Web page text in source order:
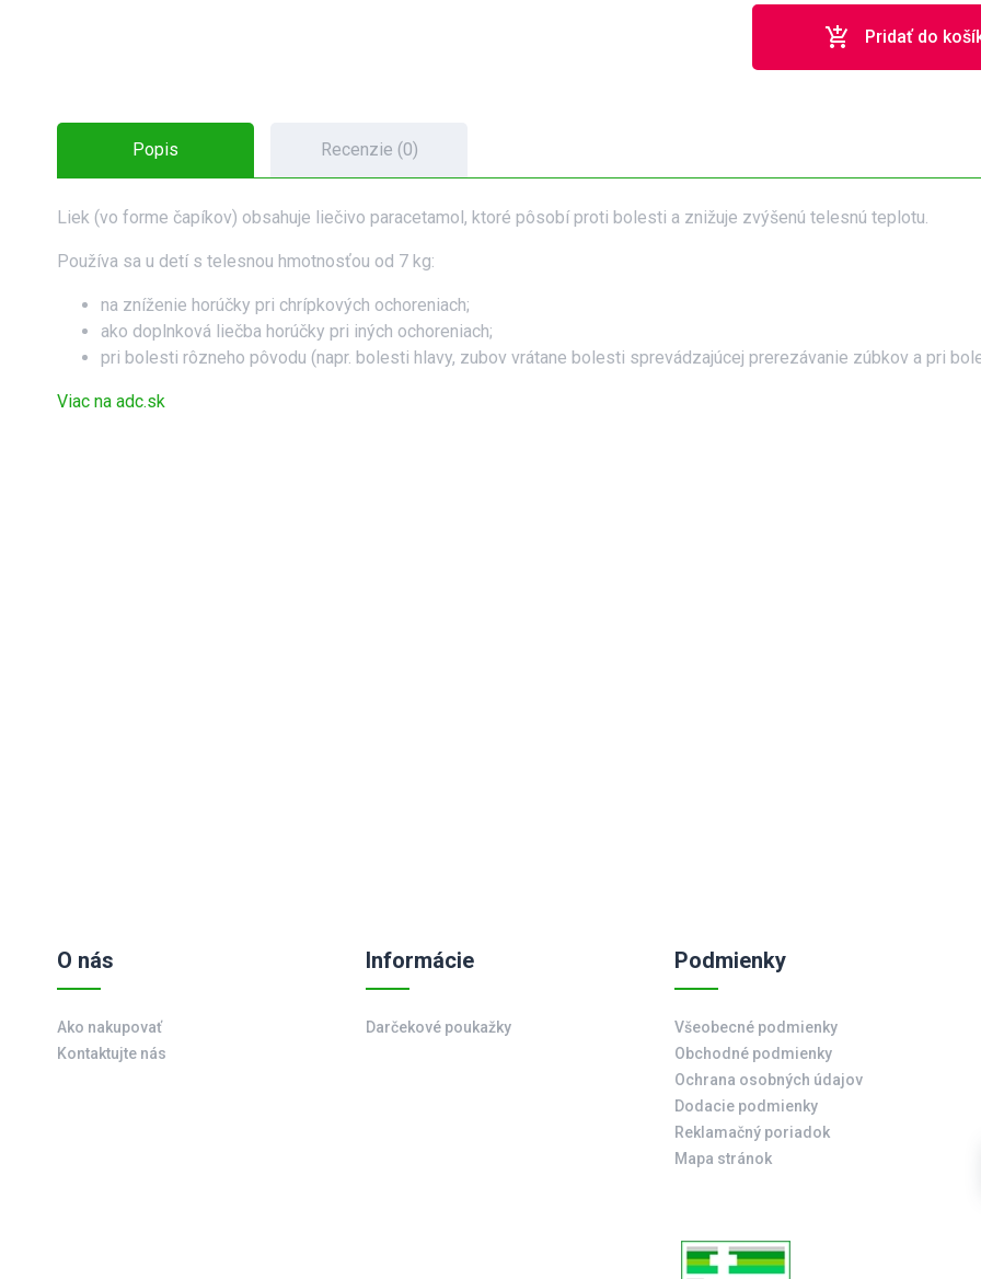
add_shopping_cart Pridať do
Popis Recenzie (0)
Liek (vo forme čapíkov) obsahuje liečivo paracetamol, ktoré pôsobí proti bolesti a znižuje zvýšenú telesnú teplotu.
Používa sa u detí s telesnou hmotnosťou od 7 kg:
na zníženie horúčky pri chrípkových ochoreniach;
ako doplnková liečba horúčky pri iných ochoreniach;
pri bolesti rôzneho pôvodu (napr. bolesti hlavy, zubov vrátane bolesti sprevádzajúcej prerezávanie zúbkov a pri
Viac na adc.sk
O nás
Ako nakupovať
Kontaktujte nás
Informácie
Darčekové poukažky
Podmienky
Všeobecné podmienky
Obchodné podmienky
Ochrana osobných údajov
Dodacie podmienky
Reklamačný poriadok
Mapa stránok